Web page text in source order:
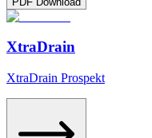
XtraDrain
XtraDrain Prospekt